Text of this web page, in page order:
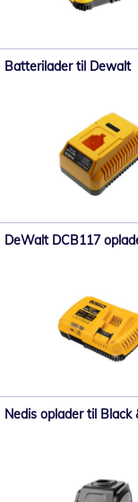
Batterilader til Dewalt
DeWalt DCB117
Nedis oplader til